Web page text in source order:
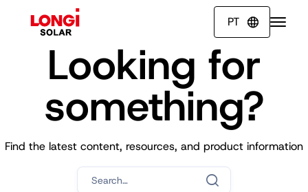
PT 
Looking for
something?
Find the latest content, resources, and product information